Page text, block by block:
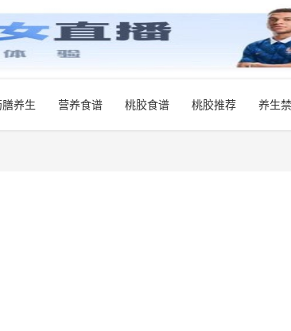
膳养生 营养食谱 桃胶食谱 桃胶推荐 养生